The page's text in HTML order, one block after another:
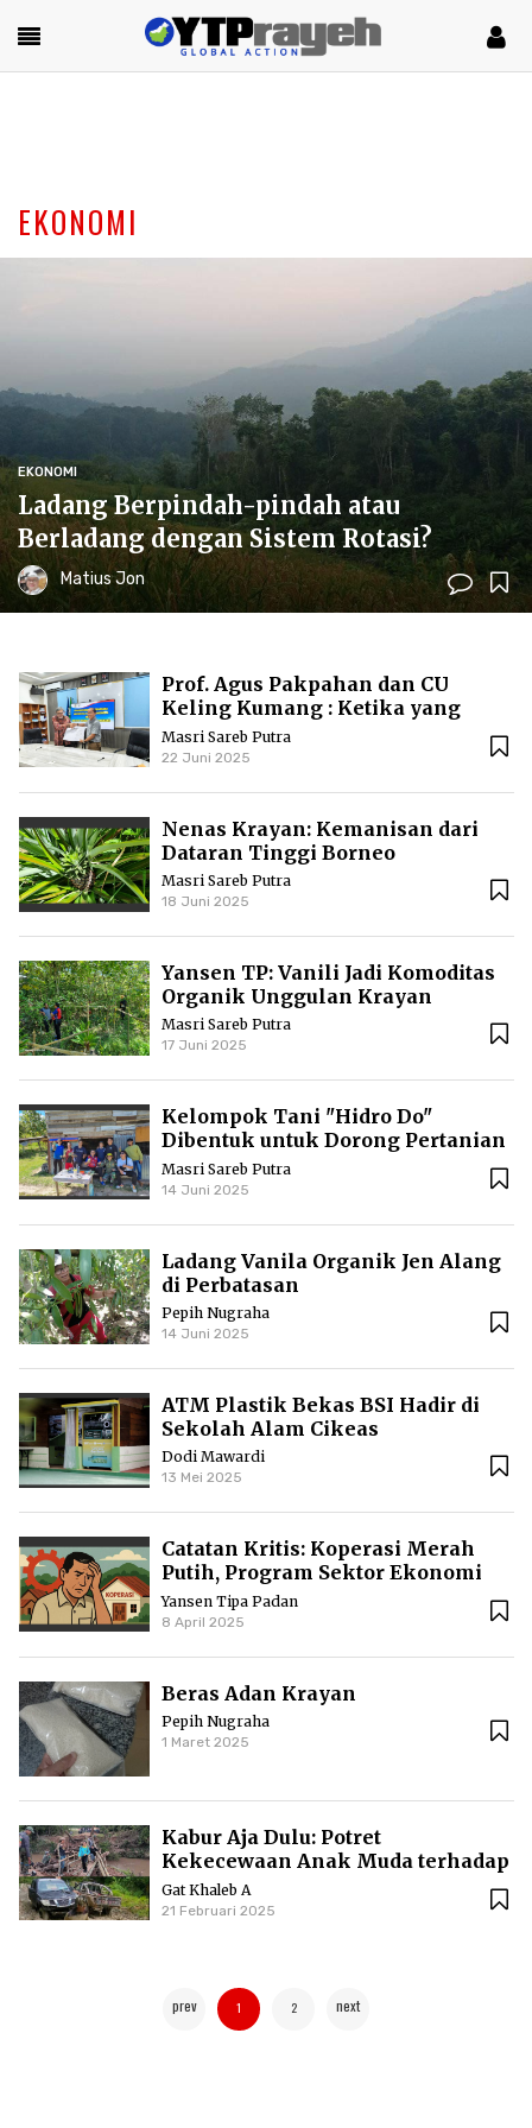
EKONOMI
EKONOMI
Ladang Berpindah-pindah atau
Berladang dengan Sistem Rotasi?
Matius Jon
Prof. Agus Pakpahan dan CU
Keling Kumang : Ketika yang
Kecil Mengajari yang Besar
Masri Sareb Putra
22 Juni 2025
Nenas Krayan: Kemanisan dari
Dataran Tinggi Borneo
Masri Sareb Putra
18 Juni 2025
Yansen TP: Vanili Jadi Komoditas
Organik Unggulan Krayan
Masri Sareb Putra
17 Juni 2025
Kelompok Tani "Hidro Do"
Dibentuk untuk Dorong Pertanian
Organik Krayan
Masri Sareb Putra
14 Juni 2025
Ladang Vanila Organik Jen Alang
di Perbatasan
Pepih Nugraha
14 Juni 2025
ATM Plastik Bekas BSI Hadir di
Sekolah Alam Cikeas
Dodi Mawardi
13 Mei 2025
Catatan Kritis: Koperasi Merah
Putih, Program Sektor Ekonomi
yang Sifatnya Wajib
Yansen Tipa Padan
8 April 2025
Beras Adan Krayan
Pepih Nugraha
1 Maret 2025
Kabur Aja Dulu: Potret
Kekecewaan Anak Muda terhadap
Negeri
Gat Khaleb A
21 Februari 2025
prev 1 2 next